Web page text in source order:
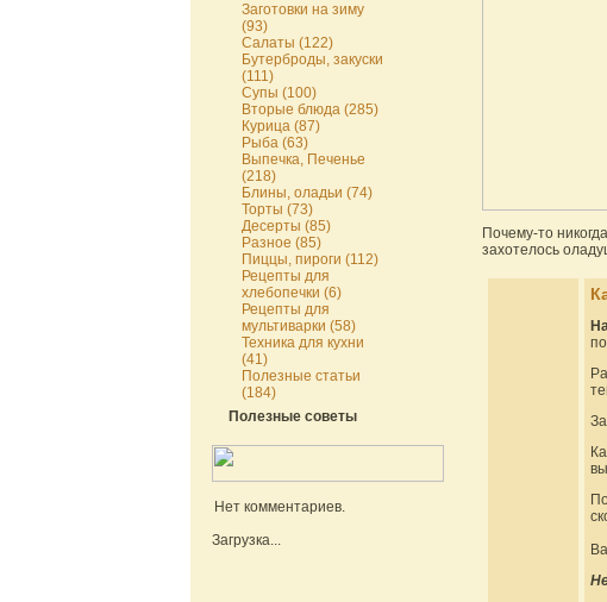
Заготовки на зиму
(93)
Салаты (122)
Бутерброды, закуски
(111)
Супы (100)
Вторые блюда (285)
Курица (87)
Рыба (63)
Выпечка, Печенье
(218)
Блины, оладьи (74)
Торты (73)
Десерты (85)
Разное (85)
Пиццы, пироги (112)
Рецепты для
хлебопечки (6)
Рецепты для
мультиварки (58)
Техника для кухни
(41)
Полезные статьи
(184)
Полезные советы
Нет комментариев.
Загрузка...
Почему-то
захотелось